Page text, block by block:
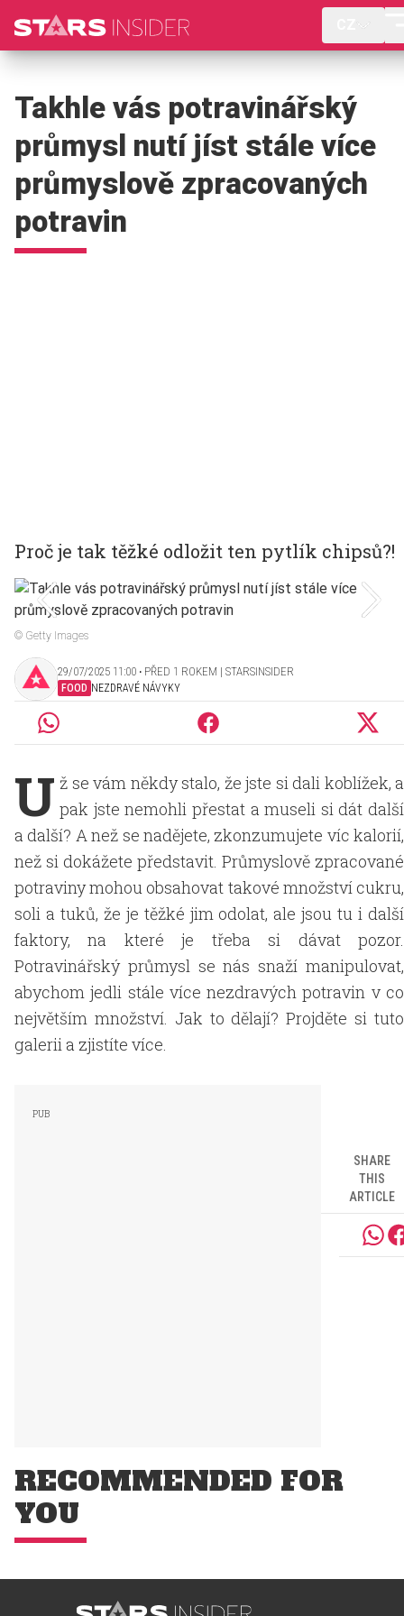
Takhle vás potravinářský
průmysl nutí jíst stále více
průmyslově zpracovaných
potravin
Proč je tak těžké odložit ten pytlík chipsů?!
© Getty Images
29/07/2025 11:00 ‧ PŘED 1 ROKEM | STARSINSIDER
FOOD NEZDRAVÉ NÁVYKY
U ž se vám někdy stalo, že jste si dali koblížek, a
pak jste nemohli přestat a museli si dát další
a další? A než se nadějete, zkonzumujete víc kalorií,
než si dokážete představit. Průmyslově zpracované
potraviny mohou obsahovat takové množství cukru,
soli a tuků, že je těžké jim odolat, ale jsou tu i další
faktory, na které je třeba si dávat pozor.
Potravinářský průmysl se nás snaží manipulovat,
abychom jedli stále více nezdravých potravin v co
největším množství. Jak to dělají? Projděte si tuto
galerii a zjistíte více.
SHARE
THIS
ARTICLE
RECOMMENDED FOR
YOU